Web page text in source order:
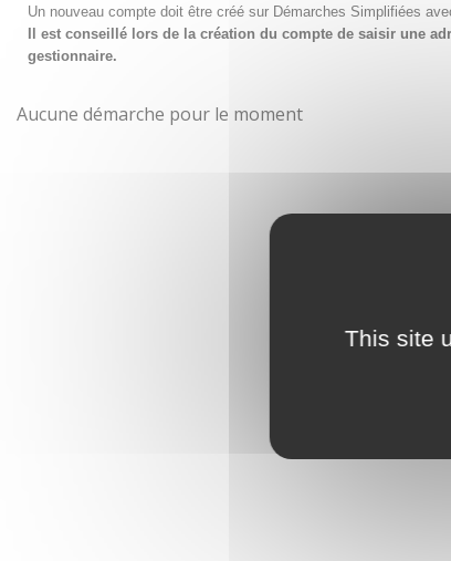
This site
Un nouveau compte doit être créé sur Démarches Simplifiées
Il est conseillé lors de la création du compte de saisir une
gestionnaire.
Aucune démarche pour le moment